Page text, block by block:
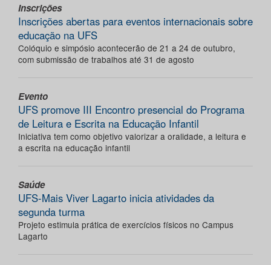
Inscrições
Inscrições abertas para eventos internacionais sobre
educação na UFS
Colóquio e simpósio acontecerão de 21 a 24 de outubro,
com submissão de trabalhos até 31 de agosto
Evento
UFS promove III Encontro presencial do Programa
de Leitura e Escrita na Educação Infantil
Iniciativa tem como objetivo valorizar a oralidade, a leitura e
a escrita na educação infantil
Saúde
UFS-Mais Viver Lagarto inicia atividades da
segunda turma
Projeto estimula prática de exercícios físicos no Campus
Lagarto